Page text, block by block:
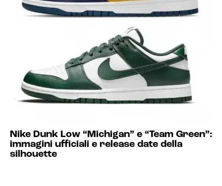
Nike Dunk Low “Michigan” e “Team Green”:
immagini ufficiali e release date della
silhouette